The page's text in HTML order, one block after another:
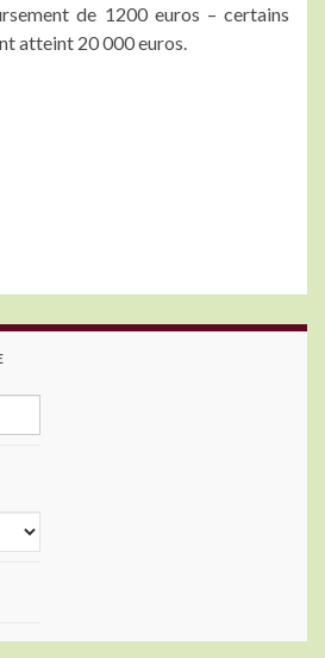
de 1200 euros – certains
atteint 20 000 euros.